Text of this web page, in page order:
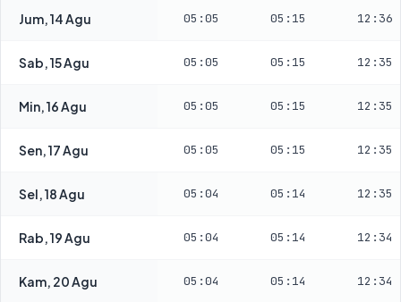
Jum, 14 Agu 05:05 05:15 12:36
Sab, 15 Agu 05:05 05:15 12:35
Min, 16 Agu 05:05 05:15 12:35
Sen, 17 Agu 05:05 05:15 12:35
Sel, 18 Agu 05:04 05:14 12:35
Rab, 19 Agu 05:04 05:14 12:34
Kam, 20 Agu 05:04 05:14 12:34